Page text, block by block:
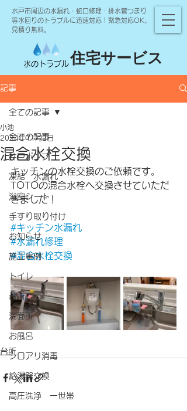
水戸市周辺の水漏れ・蛇口修理・排水管つまり
等水回りのトラブルに迅速対応！緊急対応OK。
見積り無料。
水のトラブル住宅サービス
記事
全ての記事
井戸ポンプ
凍結 水漏れ
浴室シート
手すり取り付け
お知らせ
施工事例
トイレ
台所
洗面所
お風呂
シロアリ消毒
給湯器交換
高圧洗浄 一世帯
全ての記事
混合水栓交換
小池
2024年11月2日
キッチンの水栓交換のご依頼です。
TOTOの混合水栓へ交換させていただ
きました！
#キッチン水漏れ
#水漏れ修理
#混合水栓交換
台所